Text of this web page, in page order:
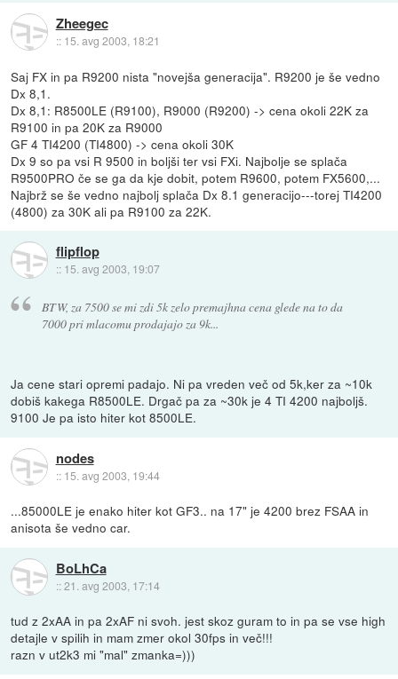
Zheegec
:: 15. avg 2003, 18:21
Saj FX in pa R9200 nista "novejša generacija". R9200 je še vedno
Dx 8,1.
Dx 8,1: R8500LE (R9100), R9000 (R9200) -> cena okoli 22K za
R9100 in pa 20K za R9000
GF 4 TI4200 (TI4800) -> cena okoli 30K
Dx 9 so pa vsi R 9500 in boljši ter vsi FXi. Najbolje se splača
R9500PRO če se ga da kje dobit, potem R9600, potem FX5600,...
Najbrž se še vedno najbolj splača Dx 8.1 generacijo---torej TI4200
(4800) za 30K ali pa R9100 za 22K.
flipflop
:: 15. avg 2003, 19:07
BTW, za 7500 se mi zdi 5k zelo premajhna cena glede na to da
7000 pri mlacomu prodajajo za 9k...
Ja cene stari opremi padajo. Ni pa vreden več od 5k,ker za ~10k
dobiš kakega R8500LE. Drgač pa za ~30k je 4 TI 4200 najboljš.
9100 Je pa isto hiter kot 8500LE.
nodes
:: 15. avg 2003, 19:44
...85000LE je enako hiter kot GF3.. na 17" je 4200 brez FSAA in
anisota še vedno car.
BoLhCa
::21. avg 2003, 17:14
tud z 2xAA in pa 2xAF ni svoh. jest skoz guram to in pa se vse high
detajle v spilih in mam zmer okol 30fps in več!!!
razn v ut2k3 mi "mal" zmanka=)))